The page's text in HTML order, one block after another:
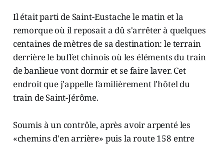
Il était parti de Saint-Eustache le matin et la
remorque où il reposait a dû s'arrêter à quelques
centaines de mètres de sa destination: le terrain
derrière le buffet chinois où les éléments du train
de banlieue vont dormir et se faire laver. Cet
endroit que j'appelle familièrement l'hôtel du
train de Saint-Jérôme.
Soumis à un contrôle, après avoir arpenté les
«chemins d'en arrière» puis la route 158 entre